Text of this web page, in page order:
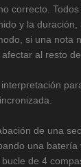
correcto.
y la
si una nota
al resto
de una
una batería
de 4